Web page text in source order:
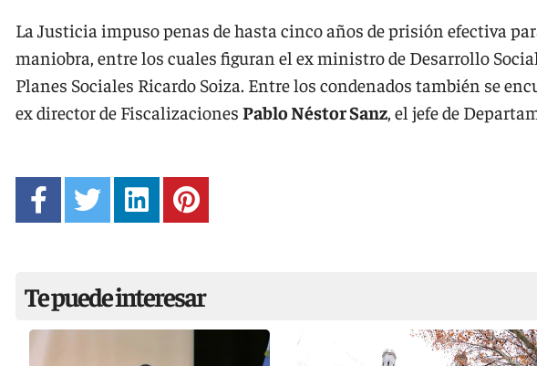
La Justicia impuso penas de hasta cinco años de prisión efectiva
maniobra, entre los cuales figuran el ex ministro de Desarrollo
Planes Sociales Ricardo Soiza. Entre los condenados también se
ex director de Fiscalizaciones Pablo Néstor Sanz, el jefe de
Te puede interesar